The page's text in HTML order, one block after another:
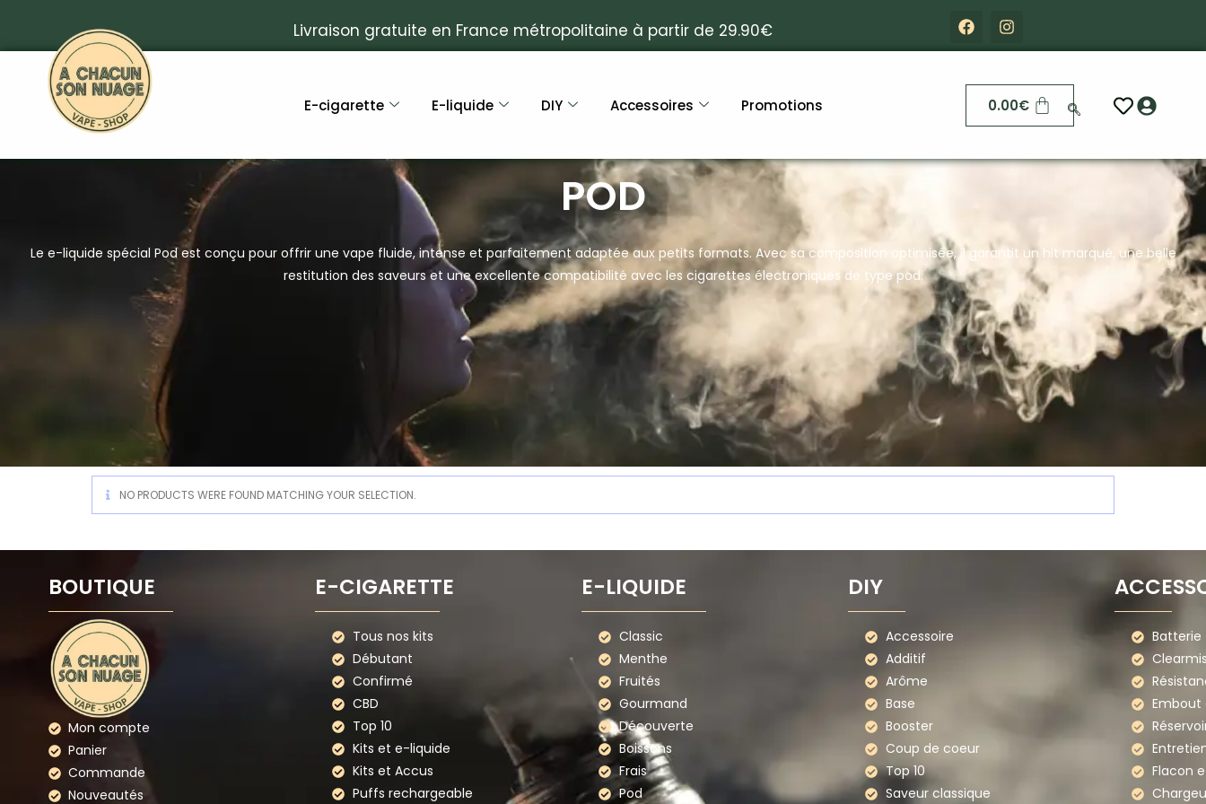
Livraison gratuite en France métropolitaine à partir de 29.90€
E-cigarette E-liquide DIY Accessoires Promotions 0.00€
POD
Le e-liquide spécial Pod est conçu pour offrir une vape fluide, intense et parfaitement adaptée aux petits formats. Avec sa composition optimisée, il garantit un hit marqué, une belle
restitution des saveurs et une excellente compatibilité avec les cigarettes électroniques de type pod.
NO PRODUCTS WERE FOUND MATCHING YOUR SELECTION.
BOUTIQUE
Mon compte
Panier
Commande
Nouveautés
E-CIGARETTE
Tous nos kits
Débutant
Confirmé
CBD
Top 10
Kits et e-liquide
Kits et Accus
Puffs rechargeable
E-LIQUIDE
Classic
Menthe
Fruités
Gourmand
Découverte
Boissons
Frais
Pod
DIY
Accessoire
Additif
Arôme
Base
Booster
Coup de coeur
Top 10
Saveur classique
Batterie
Flacon